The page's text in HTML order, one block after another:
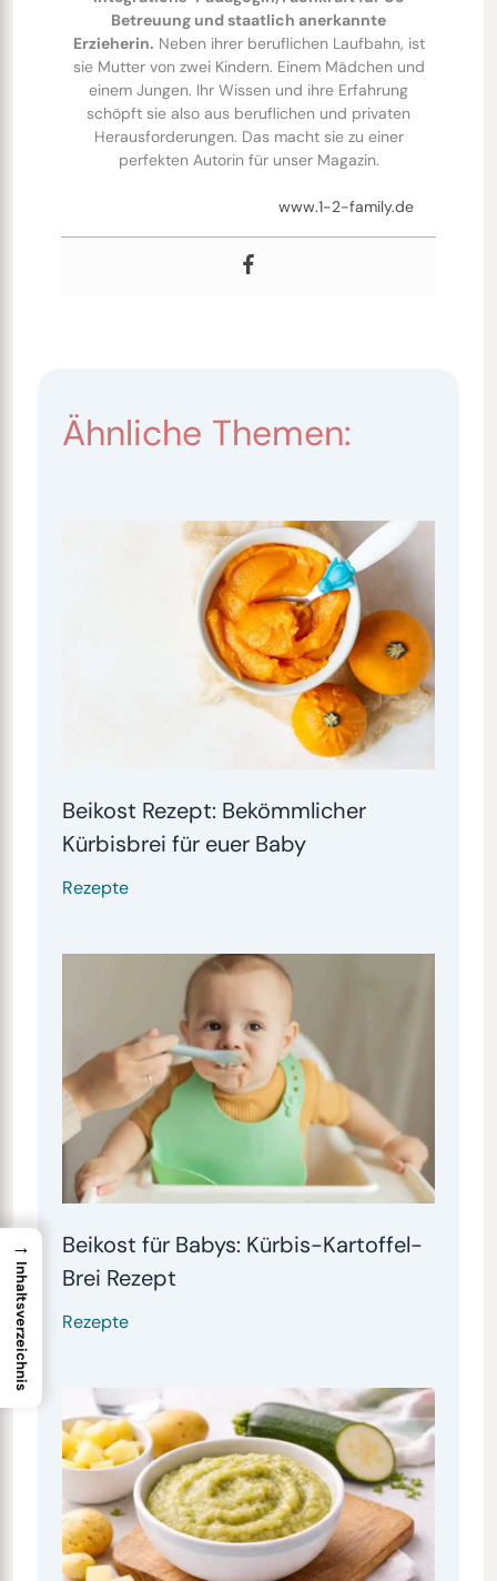
Betreuung und staatlich anerkannte
Erzieherin. Neben ihrer beruflichen Laufbahn, ist
sie Mutter von zwei Kindern. Einem Mädchen und
einem Jungen. Ihr Wissen und ihre Erfahrung
schöpft sie also aus beruflichen und privaten
Herausforderungen. Das macht sie zu einer
perfekten Autorin für unser Magazin.
www.1-2-family.de
Ähnliche Themen:
Beikost Rezept: Bekömmlicher
Kürbisbrei für euer Baby
Rezepte
Beikost für Babys: Kürbis-Kartoffel-
Brei Rezept
Rezepte
→
Inhaltsverzeichnis